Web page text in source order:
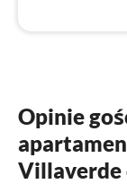
Opinie
Villaverde